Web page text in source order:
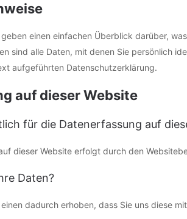
einen einfachen Überblick darüber,
sind alle Daten, mit denen Sie persönlich
aufgeführten Datenschutzerklärung.
auf dieser Website
für die Datenerfassung auf
dieser Website erfolgt durch den
Daten?
dadurch erhoben, dass Sie uns diese